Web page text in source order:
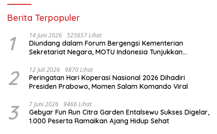
Berita Terpopuler
1 14 Juni 2026 525657 Lihat
Diundang dalam Forum Bergengsi Kementerian
Sekretariat Negara, MOTU Indonesia Tunjukkan
2 12 Juli 2026 9870 Lihat
Peringatan Hari Koperasi Nasional 2026 Dihadiri
Presiden Prabowo, Momen Salam Komando Viral
3 7 Juni 2026 9466 Lihat
Gebyar Fun Run Citra Garden Entalsewu Sukses Digelar,
1.000 Peserta Ramaikan Ajang Hidup Sehat